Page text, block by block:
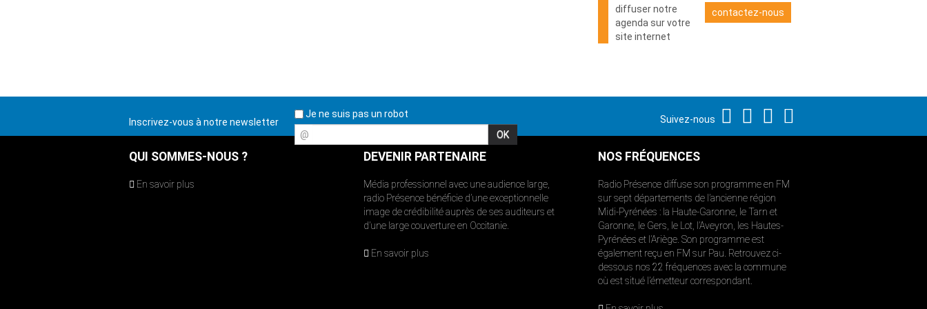
diffuser notre
agenda sur votre
site internet
contactez-nous
Inscrivez-vous à notre newsletter
Je ne suis pas un robot
@
Suivez-nous
QUI SOMMES-NOUS ?
En savoir plus
DEVENIR PARTENAIRE
Média professionnel avec une audience large,
radio Présence bénéficie d’une exceptionnelle
image de crédibilité auprès de ses auditeurs et
d’une large couverture en Occitanie.
En savoir plus
NOS FRÉQUENCES
Radio Présence diffuse son programme en FM
sur sept départements de l’ancienne région
Midi-Pyrénées : la Haute-Garonne, le Tarn et
Garonne, le Gers, le Lot, l’Aveyron, les Hautes-
Pyrénées et l’Ariège. Son programme est
également reçu en FM sur Pau. Retrouvez ci-
dessous nos 22 fréquences avec la commune
où est situé l’émetteur correspondant.